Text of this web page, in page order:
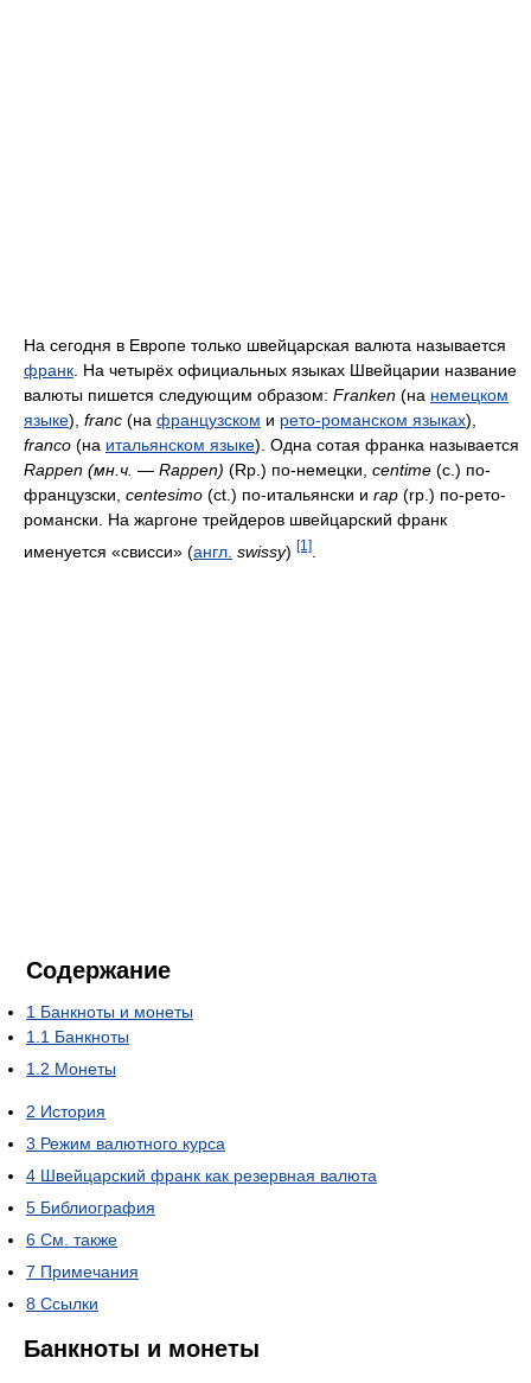
На сегодня в Европе только швейцарская валюта называется
франк . На четырёх официальных языках Швейцарии название
валюты пишется следующим образом: Franken (на немецком
языке), franc (на французском и рето-романском языках),
franco (на итальянском языке). Одна сотая франка называется
Rappen (мн.ч. — Rappen) (Rp.) по-немецки, centime (c.) по-
французски, centesimo (ct.) по-итальянски и rap (rp.) по-рето-
романски. На жаргоне трейдеров швейцарский франк
именуется «свисси» (англ. swissy) [1]
Содержание
1 Банкноты и монеты
1.1 Банкноты
1.2 Монеты
2 История
3 Режим валютного курса
4 Швейцарский франк как резервная валюта
5 Библиография
6 См. также
7 Примечания
8 Ссылки
Банкноты и монеты